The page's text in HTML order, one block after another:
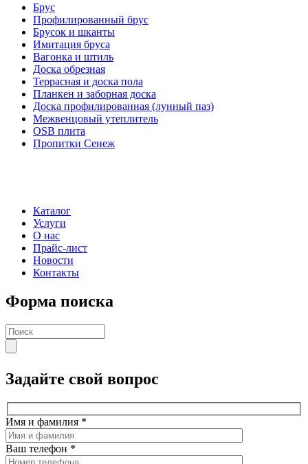
Брус
Профилированный брус
Брусок и шканты
Имитация бруса
Вагонка и штиль
Доска обрезная
Террасная и доска пола
Планкен и заборная доска
Доска профилированная (лунный паз)
Межвенцовый утеплитель
OSB плита
Пропитки Сенеж
Каталог
Услуги
О нас
Прайс-лист
Новости
Контакты
Форма поиска
Задайте свой вопрос
Имя и фамилия *
Ваш телефон *